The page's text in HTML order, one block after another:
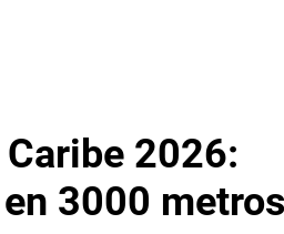
2026:
3000 metros